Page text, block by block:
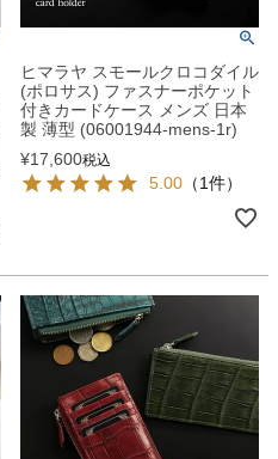
ヒマラヤ スモールクロコダイル
(ポロサス) ファスナーポケット
付きカードケース メンズ 日本
製 薄型 (06001944-mens-1r)
¥17,600税込
5.00 （1件）